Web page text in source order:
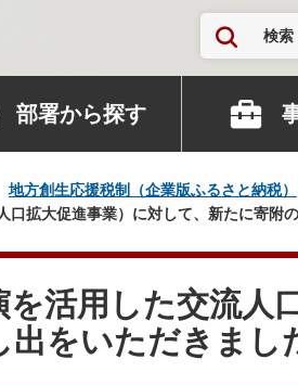
検索
部署から探す
地方創生応援税制（企業版ふるさと納税）
口拡大促進事業）に対して、新たに寄附
を活用した交流人
出をいただきまし